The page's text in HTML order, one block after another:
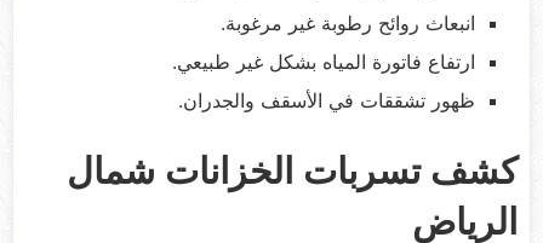
انبعاث روائح رطوبة غير مرغوبة.
ارتفاع فاتورة المياه بشكل غير طبيعي.
ظهور تشققات في الأسقف والجدران.
كشف تسربات الخزانات شمال
الرياض